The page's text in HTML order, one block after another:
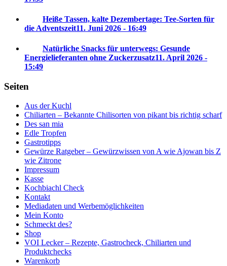
Heiße Tassen, kalte Dezembertage: Tee-Sorten für
die Adventszeit11. Juni 2026 - 16:49
Natürliche Snacks für unterwegs: Gesunde
Energielieferanten ohne Zuckerzusatz11. April 2026 -
15:49
Seiten
Aus der Kuchl
Chiliarten – Bekannte Chilisorten von pikant bis richtig scharf
Des san mia
Edle Tropfen
Gastrotipps
Gewürze Ratgeber – Gewürzwissen von A wie Ajowan bis Z
wie Zitrone
Impressum
Kasse
Kochbiachl Check
Kontakt
Mediadaten und Werbemöglichkeiten
Mein Konto
Schmeckt des?
Shop
VOI Lecker – Rezepte, Gastrocheck, Chiliarten und
Produktchecks
Warenkorb